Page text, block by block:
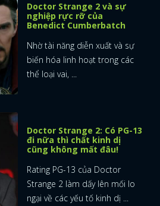
Doctor Strange 2 và sự
nghiệp rực rỡ của
Benedict Cumberbatch
Nhờ tài năng diễn xuất và sự
biến hóa linh hoạt trong các
thể loại vai, ...
Doctor Strange 2: Có PG-13
đi nữa thì chất kinh dị
cũng không mất đâu!
Rating PG-13 của Doctor
Strange 2 làm dấy lên mối lo
ngại về các yếu tố kinh dị ...